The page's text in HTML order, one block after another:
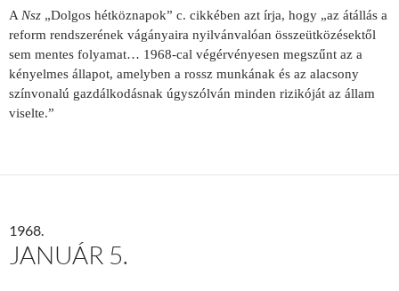
A Nsz „Dolgos hétköznapok” c. cikkében azt írja, hogy „az átállás a
reform rendszerének vágányaira nyilvánvalóan összeütközésektől
sem mentes folyamat… 1968-cal végérvényesen megszűnt az a
kényelmes állapot, amelyben a rossz munkának és az alacsony
színvonalú gazdálkodásnak úgyszólván minden rizikóját az állam
viselte.”
1968.
JANUÁR 5.